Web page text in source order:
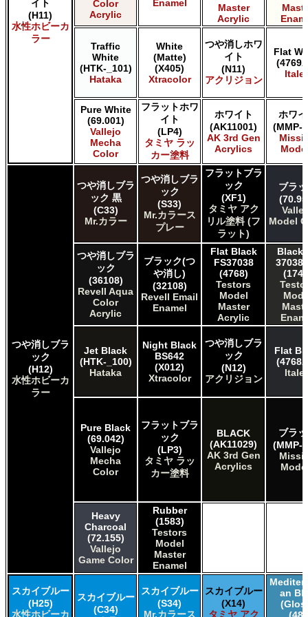
イト
(H11)
水性ホビーカ
ラー
Color
Acrylic
Enamel
Master
Acrylic
Traffic
White
(HTK-_101)
Hataka
White
(Matte)
(X405)
Xtracolor
つや消しホワ
イト
(N11)
アクリジョン
Flat
Pure White
(69.001)
Vallejo
Mecha
Color
フラットホワ
イト
(LP4)
タミヤ ラッ
カー塗料
ホワイト
(AK11001)
AK 3rd Gen
Acrylics
ホワ
(MMP-
つや消しブラ
ック
(H12)
水性ホビーカ
ラー
つや消しブラ
ック 黒
(C33)
Mr.カラー
つや消しブラ
ック
(S33)
Mr.カラース
プレー
フラットブラ
ック
(XF1)
タミヤ アク
リル塗料 (フ
ラット)
ブラ
Model
つや消しブラ
ック
(36108)
Revell Aqua
Color
Acrylic
ブラック(つ
や消し)
(32108)
Revell Email
Enamel
Flat Black
FS37038
(4768)
Testors
Model
Master
Acrylic
Black
37038
Jet Black
(HTK-_100)
Hataka
Night Black
BS642
(X012)
Xtracolor
つや消しブラ
ック
(N12)
アクリジョン
Flat
Pure Black
(69.042)
Vallejo
Mecha
Color
フラットブラ
ック
(LP3)
タミヤ ラッ
カー塗料
BLACK
(AK11029)
AK 3rd Gen
Acrylics
ブラ
(MMP-
Heavy
Charcoal
(72.155)
Vallejo
Game Color
Rubber
(1583)
Testors
Model
Master
Enamel
スカイブルー
(H25)
水性ホビーカ
スカイブルー
(C34)
スカイブルー
(S34)
Mr.カラース
スカイブルー
(X14)
タミヤ アク
an